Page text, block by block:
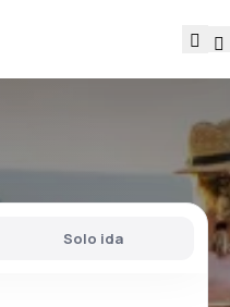
Solo ida